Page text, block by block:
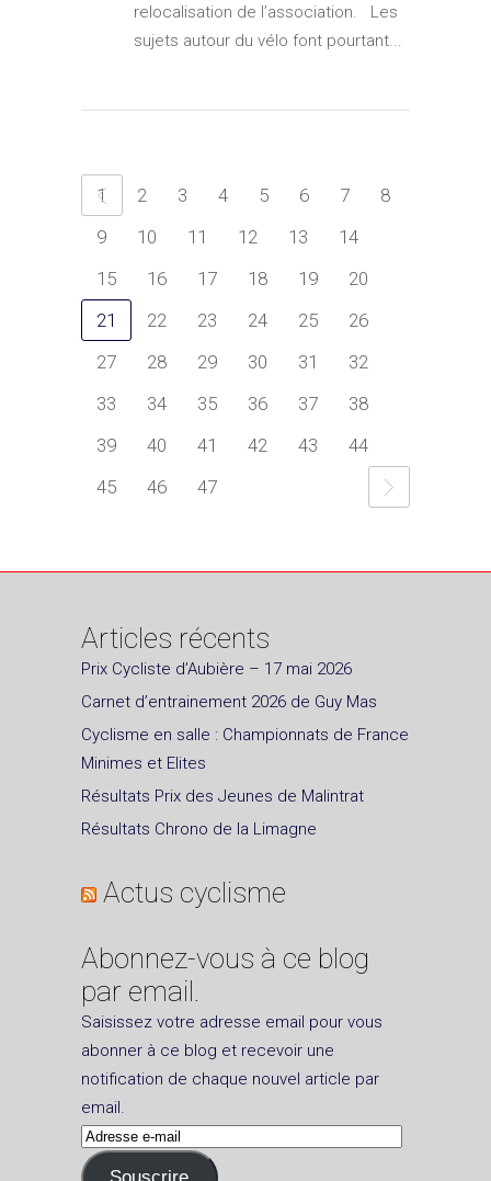
relocalisation de l’association. Les
sujets autour du vélo font pourtant...
1 2 3 4 5 6 7
8
9
10 11 12 13
14
15
16 17 18 19
20
21
22 23 24 25
26
27
28 29 30 31
32
33
34 35 36 37
38
39
40 41 42 43
44
45
46 47
Articles récents
Prix Cycliste d’Aubière – 17 mai 2026
Carnet d’entrainement 2026 de Guy Mas
Cyclisme en salle : Championnats de France
Minimes et Elites
Résultats Prix des Jeunes de Malintrat
Résultats Chrono de la Limagne
Actus cyclisme
Abonnez-vous à ce blog
par email.
Saisissez votre adresse email pour vous
abonner à ce blog et recevoir une
notification de chaque nouvel article par
email.
Adresse
e-